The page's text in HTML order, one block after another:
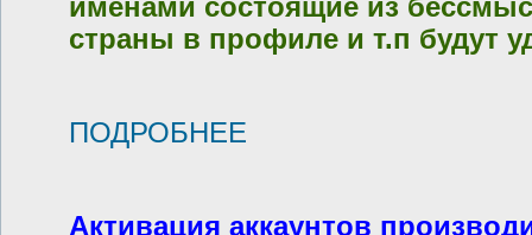
именами состоящие из
страны в профиле и т.п будут
ПОДРОБНЕЕ
Активация аккаунтов